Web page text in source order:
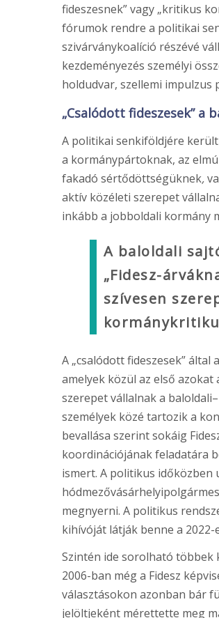
fideszesnek” vagy „kritikus
fórumok rendre a politikai
szivárványkoalíció részévé
kezdeményezés személyi
holdudvar, szellemi impulzus
„Csalódott fideszesek” a
A politikai senkiföldjére
a kormánypártoknak, az
fakadó sértődöttségüknek,
aktív közéleti szerepet
inkább a jobboldali kormány
A baloldali
„Fidesz-
szívesen
A „csalódott fideszesek”
amelyek közül az első
szerepet vállalnak a
személyek közé tartozik a
bevallása szerint sokáig
koordinációjának feladatára
ismert. A politikus időközben
megnyerni. A politikus
kihívóját látják benne a
Szintén ide sorolható többek
2006-ban még a Fidesz
választásokon azonban bár
jelöltjeként mérettette meg